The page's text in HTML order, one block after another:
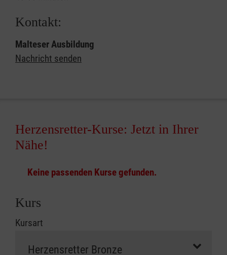
Kontakt:
Malteser Ausbildung
Nachricht senden
Herzensretter-Kurse: Jetzt in Ihrer
Nähe!
Keine passenden Kurse gefunden.
Kurs
Kursart